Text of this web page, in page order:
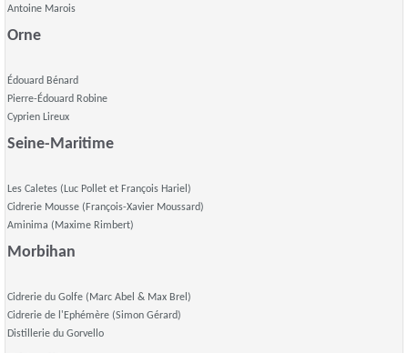
Antoine Marois
Orne
Édouard Bénard
Pierre-Édouard Robine
Cyprien Lireux
Seine-Maritime
Les Caletes (Luc Pollet et François Hariel)
Cidrerie Mousse (François-Xavier Moussard)
Aminima (Maxime Rimbert)
Morbihan
Cidrerie du Golfe (Marc Abel & Max Brel)
Cidrerie de l'Ephémère (Simon Gérard)
Distillerie du Gorvello